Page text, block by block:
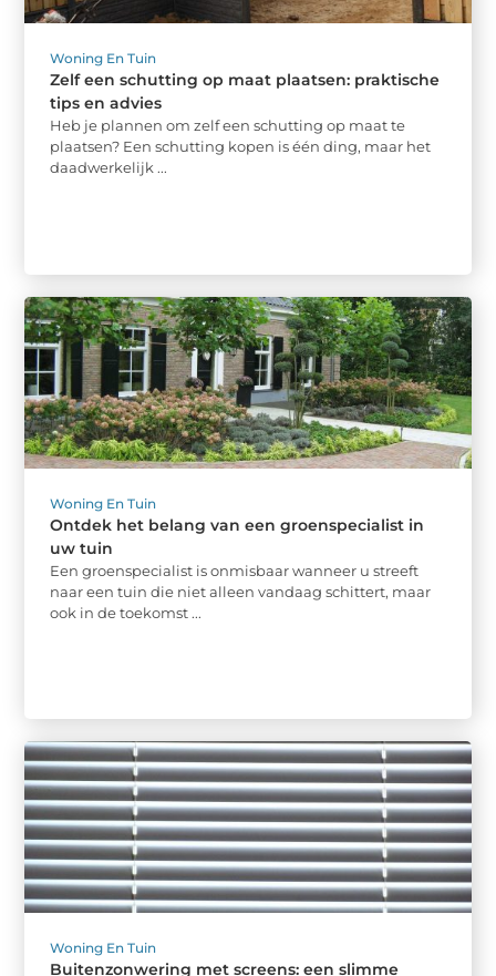
Woning En Tuin
Zelf een schutting op maat plaatsen: praktische
tips en advies
Heb je plannen om zelf een schutting op maat te
plaatsen? Een schutting kopen is één ding, maar het
daadwerkelijk ...
Woning En Tuin
Ontdek het belang van een groenspecialist in
uw tuin
Een groenspecialist is onmisbaar wanneer u streeft
naar een tuin die niet alleen vandaag schittert, maar
ook in de toekomst ...
Woning En Tuin
Buitenzonwering met screens: een slimme